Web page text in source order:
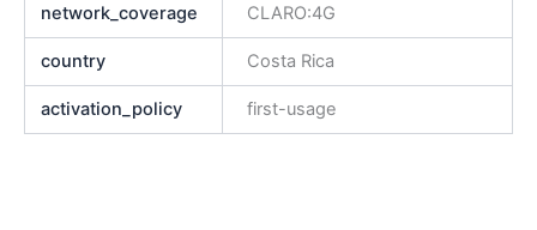
network_coverage CLARO:4G
country Costa Rica
activation_policy first-usage